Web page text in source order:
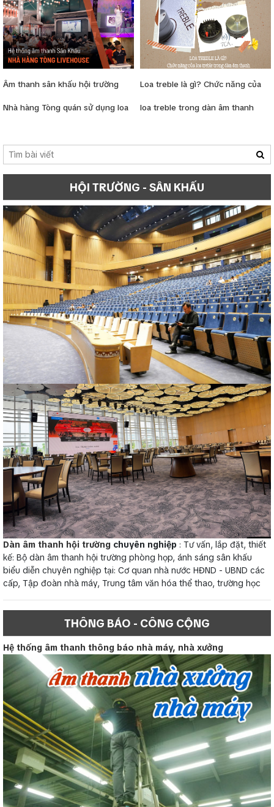
BIDV Mỹ Đình
Âm thanh sân khấu hội trường
Nhà hàng Tòng quán sử dụng loa
Soundking
Loa treble là gì? Chức năng của
loa treble trong dàn âm thanh
HỘI TRƯỜNG - SÂN KHẤU
Dàn âm thanh hội trường chuyên nghiệp : Tư vấn, lắp đặt, thiết
kế: Bộ dàn âm thanh hội trường phòng họp, ánh sáng sân khấu
biểu diễn chuyên nghiệp tại: Cơ quan nhà nước HĐND - UBND các
cấp, Tập đoàn nhà máy, Trung tâm văn hóa thể thao, trường học
THÔNG BÁO - CÔNG CỘNG
Hệ thống âm thanh thông báo nhà máy, nhà xưởng